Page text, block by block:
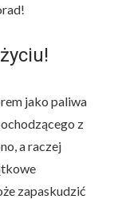
jako paliwa
z
a raczej
zapaskudzić